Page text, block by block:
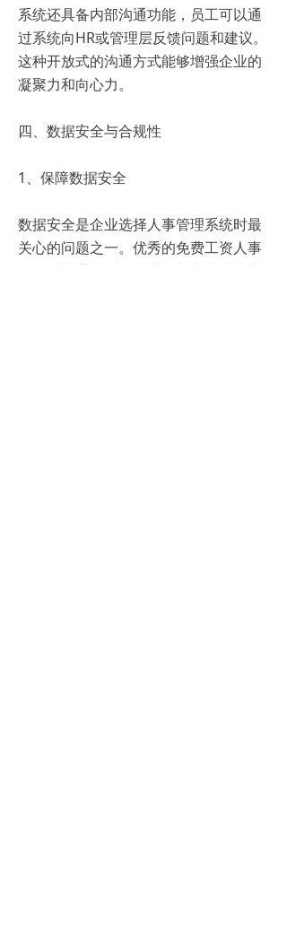
系统还具备内部沟通功能，员工可以通
过系统向HR或管理层反馈问题和建议。
这种开放式的沟通方式能够增强企业的
凝聚力和向心力。
四、数据安全与合规性
1、保障数据安全
数据安全是企业选择人事管理系统时最
关心的问题之一。优秀的免费工资人事
管理系统通常采用先进的加密技术和安